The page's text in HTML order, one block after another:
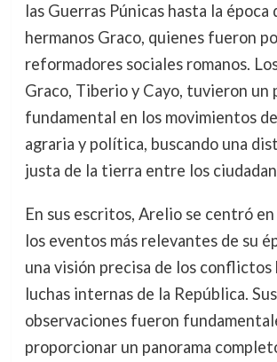
las Guerras Púnicas hasta la época
hermanos Graco, quienes fueron
reformadores sociales romanos.
Graco, Tiberio y Cayo, tuvieron un
fundamental en los movimientos
agraria y política, buscando una
justa de la tierra entre los
En sus escritos, Arelio se centró
los eventos más relevantes de su
una visión precisa de los conflictos
luchas internas de la República. Sus
observaciones fueron
proporcionar un panorama